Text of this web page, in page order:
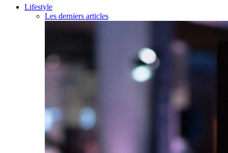
Lifestyle
Les derniers articles